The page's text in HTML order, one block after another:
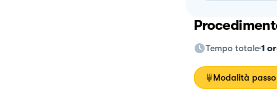
Tempo totale 1
Modalità